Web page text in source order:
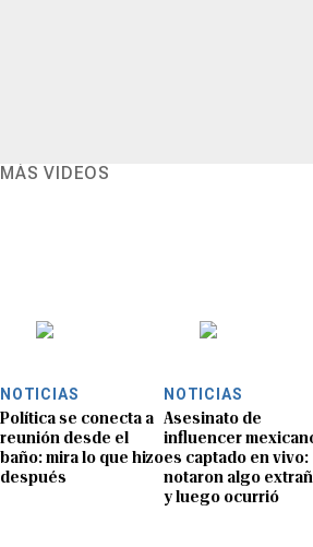
MÁS VIDEOS
NOTICIAS
Política se conecta a
reunión desde el
baño: mira lo que hizo
después
NOTICIAS
Asesinato de
influencer
es captado en vivo:
notaron algo
y luego ocurrió